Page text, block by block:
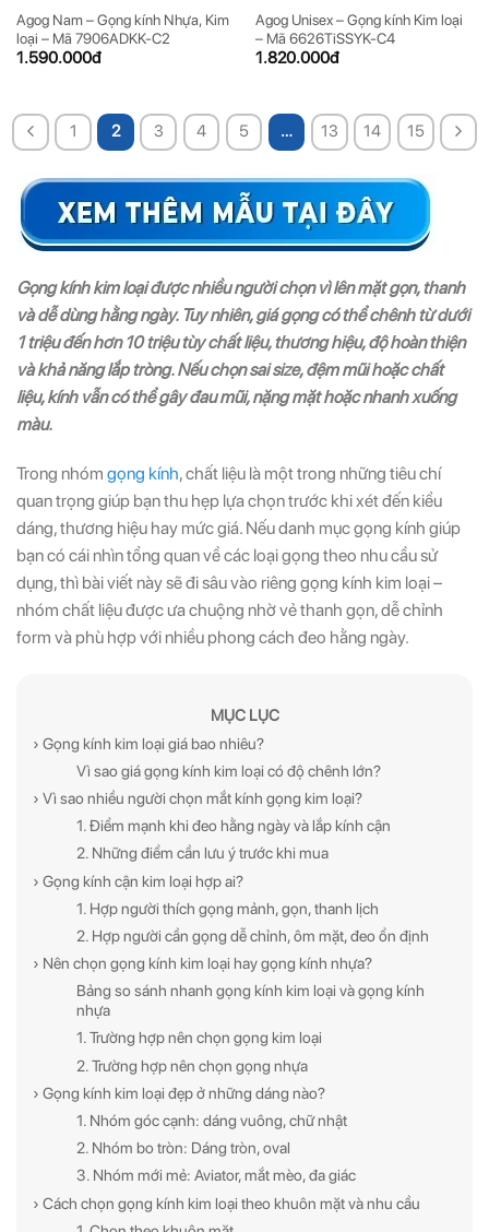
Agog Nam – Gọng kính Nhựa, Kim
loại – Mã 7906ADKK-C2
1.590.000đ
Agog Unisex – Gọng kính Kim loại
– Mã 6626TiSSYK-C4
1.820.000đ
1 2 3 4 5 … 13 14 15
Gọng kính kim loại được nhiều người chọn vì lên mặt gọn, thanh
và dễ dùng hằng ngày. Tuy nhiên, giá gọng có thể chênh từ dưới
1 triệu đến hơn 10 triệu tùy chất liệu, thương hiệu, độ hoàn thiện
và khả năng lắp tròng. Nếu chọn sai size, đệm mũi hoặc chất
liệu, kính vẫn có thể gây đau mũi, nặng mặt hoặc nhanh xuống
màu.
Trong nhóm gọng kính, chất liệu là một trong những tiêu chí
quan trọng giúp bạn thu hẹp lựa chọn trước khi xét đến kiểu
dáng, thương hiệu hay mức giá. Nếu danh mục gọng kính giúp
bạn có cái nhìn tổng quan về các loại gọng theo nhu cầu sử
dụng, thì bài viết này sẽ đi sâu vào riêng gọng kính kim loại –
nhóm chất liệu được ưa chuộng nhờ vẻ thanh gọn, dễ chỉnh
form và phù hợp với nhiều phong cách đeo hằng ngày.
MỤC LỤC
› Gọng kính kim loại giá bao nhiêu?
Vì sao giá gọng kính kim loại có độ chênh lớn?
› Vì sao nhiều người chọn mắt kính gọng kim loại?
1. Điểm mạnh khi đeo hằng ngày và lắp kính cận
2. Những điểm cần lưu ý trước khi mua
› Gọng kính cận kim loại hợp ai?
1. Hợp người thích gọng mảnh, gọn, thanh lịch
2. Hợp người cần gọng dễ chỉnh, ôm mặt, đeo ổn định
› Nên chọn gọng kính kim loại hay gọng kính nhựa?
Bảng so sánh nhanh gọng kính kim loại và gọng kính
nhựa
1. Trường hợp nên chọn gọng kim loại
2. Trường hợp nên chọn gọng nhựa
› Gọng kính kim loại đẹp ở những dáng nào?
1. Nhóm góc cạnh: dáng vuông, chữ nhật
2. Nhóm bo tròn: Dáng tròn, oval
3. Nhóm mới mẻ: Aviator, mắt mèo, đa giác
› Cách chọn gọng kính kim loại theo khuôn mặt và nhu cầu